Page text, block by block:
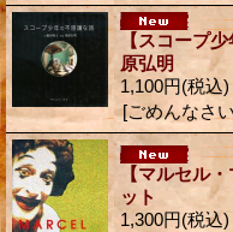
【スコープ
原弘明
1,100円(税込)
[ごめんなさ
【マルセル
ット
1,300円(税込)